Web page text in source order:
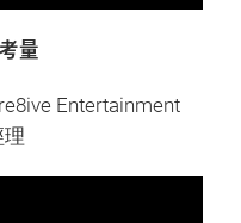
量
Entertainment
理